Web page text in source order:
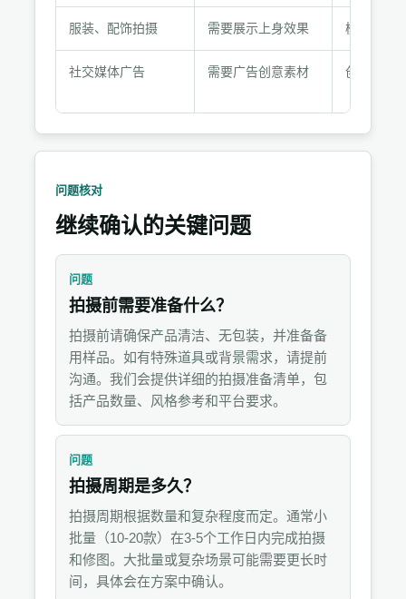
合
服装、配饰拍摄 需要展示上身效果 模特图拍
社交媒体广告 需要广告创意素材 创意广告
问题核对
继续确认的关键问题
问题
拍摄前需要准备什么？
拍摄前请确保产品清洁、无包装，并准备备
用样品。如有特殊道具或背景需求，请提前
沟通。我们会提供详细的拍摄准备清单，包
括产品数量、风格参考和平台要求。
问题
拍摄周期是多久？
拍摄周期根据数量和复杂程度而定。通常小
批量（10-20款）在3-5个工作日内完成拍摄
和修图。大批量或复杂场景可能需要更长时
间，具体会在方案中确认。